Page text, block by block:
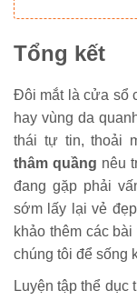
Tổng kết
Đôi mắt là cửa sổ
hay vùng da
thái tự tin, thoải
thâm quầng nêu
đang gặp phải
sớm lấy lại vẻ
khảo thêm các
chúng tôi để sống
Luyện tập thể dục